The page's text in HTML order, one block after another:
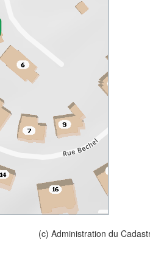
(c) Administration du